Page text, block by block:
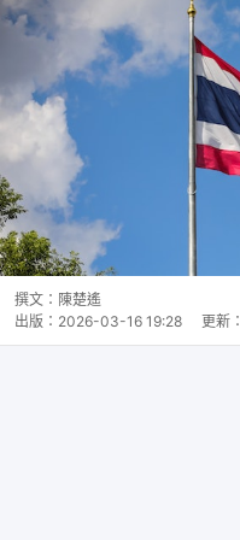
撰文： 陳楚遙
出版： 2026-03-16 19:28 更新：